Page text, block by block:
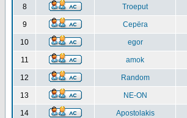
8 Troeput
9 Серёга
10 egor
11 amok
12 Random
13 NE-ON
14 Apostolakis